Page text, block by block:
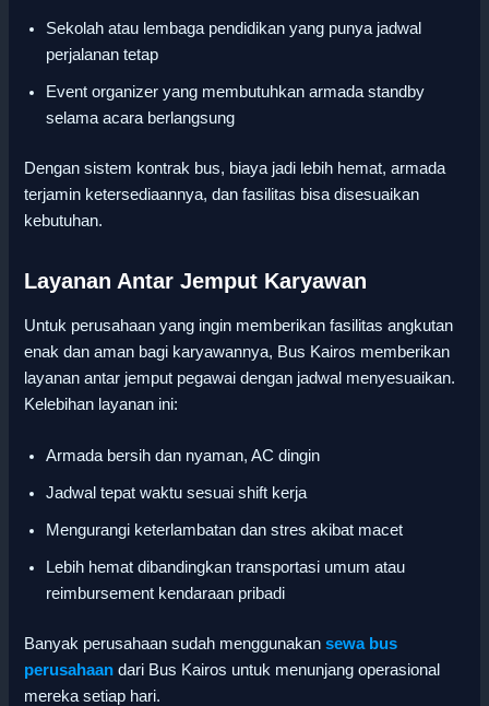
Sekolah atau lembaga pendidikan yang punya jadwal
perjalanan tetap
Event organizer yang membutuhkan armada standby
selama acara berlangsung
Dengan sistem kontrak bus, biaya jadi lebih hemat, armada
terjamin ketersediaannya, dan fasilitas bisa disesuaikan
kebutuhan.
Layanan Antar Jemput Karyawan
Untuk perusahaan yang ingin memberikan fasilitas angkutan
enak dan aman bagi karyawannya, Bus Kairos memberikan
layanan antar jemput pegawai dengan jadwal menyesuaikan.
Kelebihan layanan ini:
Armada bersih dan nyaman, AC dingin
Jadwal tepat waktu sesuai shift kerja
Mengurangi keterlambatan dan stres akibat macet
Lebih hemat dibandingkan transportasi umum atau
reimbursement kendaraan pribadi
Banyak perusahaan sudah menggunakan sewa bus
perusahaan dari Bus Kairos untuk menunjang operasional
mereka setiap hari.